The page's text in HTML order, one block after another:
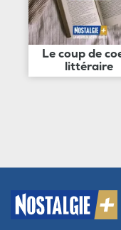
Le coup de
littéraire